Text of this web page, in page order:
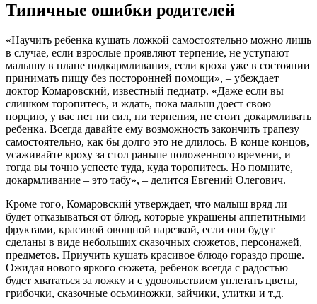
Типичные ошибки родителей
«Научить ребенка кушать ложкой самостоятельно можно лишь
в случае, если взрослые проявляют терпение, не уступают
малышу в плане подкармливания, если кроха уже в состоянии
принимать пищу без посторонней помощи», – убеждает
доктор Комаровский, известный педиатр. «Даже если вы
слишком торопитесь, и ждать, пока малыш доест свою
порцию, у вас нет ни сил, ни терпения, не стоит докармливать
ребенка. Всегда давайте ему возможность закончить трапезу
самостоятельно, как бы долго это не длилось. В конце концов,
усаживайте кроху за стол раньше положенного времени, и
тогда вы точно успеете туда, куда торопитесь. Но помните,
докармливание – это табу», – делится Евгений Олегович.
Кроме того, Комаровский утверждает, что малыш вряд ли
будет отказываться от блюд, которые украшены аппетитными
фруктами, красивой овощной нарезкой, если они будут
сделаны в виде небольших сказочных сюжетов, персонажей,
предметов. Приучить кушать красивое блюдо гораздо проще.
Ожидая нового яркого сюжета, ребенок всегда с радостью
будет хвататься за ложку и с удовольствием уплетать цветы,
грибочки, сказочные осьминожки, зайчики, улитки и т.д.